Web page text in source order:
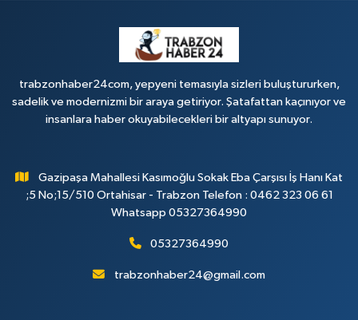
trabzonhaber24com, yepyeni temasıyla sizleri buluştururken,
sadelik ve modernizmi bir araya getiriyor. Şatafattan kaçınıyor ve
insanlara haber okuyabilecekleri bir altyapı sunuyor.
Gazipaşa Mahallesi Kasımoğlu Sokak Eba Çarşısı İş Hanı Kat
;5 No;15/510 Ortahisar - Trabzon Telefon : 0462 323 06 61
Whatsapp 05327364990
05327364990
trabzonhaber24@gmail.com